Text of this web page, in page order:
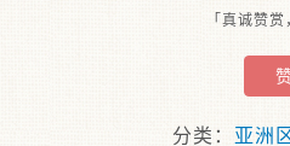
「真诚赞
分类： 亚洲